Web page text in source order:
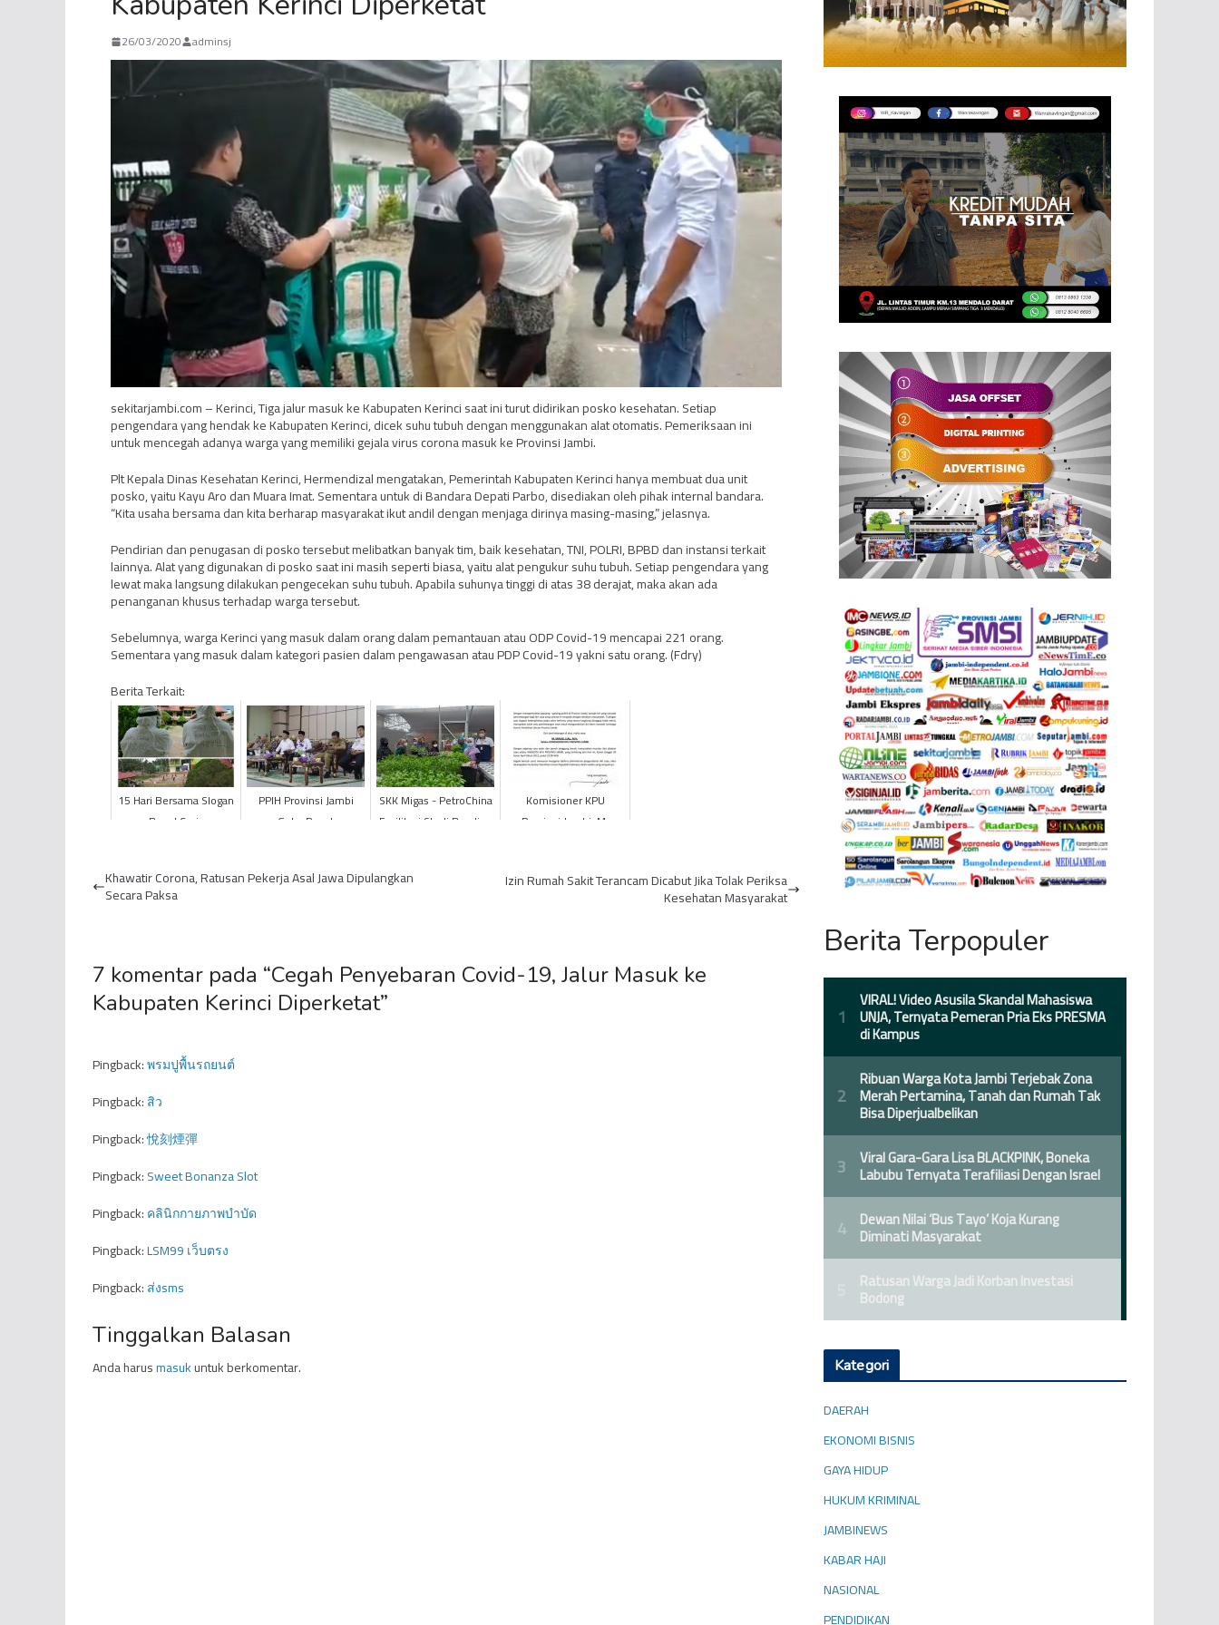
26/03/2020 adminsj
sekitarjambi.com – Kerinci, Tiga jalur masuk ke Kabupaten Kerinci saat ini turut didirikan posko kesehatan. Setiap
pengendara yang hendak ke Kabupaten Kerinci, dicek suhu tubuh dengan menggunakan alat otomatis. Pemeriksaan ini
untuk mencegah adanya warga yang memiliki gejala virus corona masuk ke Provinsi Jambi.
Plt Kepala Dinas Kesehatan Kerinci, Hermendizal mengatakan, Pemerintah Kabupaten Kerinci hanya membuat dua unit
posko, yaitu Kayu Aro dan Muara Imat. Sementara untuk di Bandara Depati Parbo, disediakan oleh pihak internal bandara.
“Kita usaha bersama dan kita berharap masyarakat ikut andil dengan menjaga dirinya masing-masing,” jelasnya.
Pendirian dan penugasan di posko tersebut melibatkan banyak tim, baik kesehatan, TNI, POLRI, BPBD dan instansi terkait
lainnya. Alat yang digunakan di posko saat ini masih seperti biasa, yaitu alat pengukur suhu tubuh. Setiap pengendara yang
lewat maka langsung dilakukan pengecekan suhu tubuh. Apabila suhunya tinggi di atas 38 derajat, maka akan ada
penanganan khusus terhadap warga tersebut.
Sebelumnya, warga Kerinci yang masuk dalam orang dalam pemantauan atau ODP Covid-19 mencapai 221 orang.
Sementara yang masuk dalam kategori pasien dalam pengawasan atau PDP Covid-19 yakni satu orang. (Fdry)
Berita Terkait:
15 Hari Bersama Slogan
Bapel Ceria
PPIH Provinsi Jambi
Gelar Rapat
SKK Migas - PetroChina
Fasilitasi Studi Banding
Komisioner KPU
Provinsi Jambi, M.
Khawatir Corona, Ratusan Pekerja Asal Jawa Dipulangkan
Secara Paksa
Izin Rumah Sakit Terancam Dicabut Jika Tolak Periksa
Kesehatan Masyarakat
7 komentar pada “Cegah Penyebaran Covid-19, Jalur Masuk ke
Kabupaten Kerinci Diperketat”
Pingback:พรมปูพื้นรถยนต์
Pingback:สิว
Pingback:悅刻煙彈
Pingback:Sweet Bonanza Slot
Pingback:คลินิกกายภาพบำบัด
Pingback:LSM99 เว็บตรง
Pingback:ส่งsms
Tinggalkan Balasan
Anda harusmasukuntuk berkomentar.
Berita Terpopuler
Kategori
DAERAH
EKONOMI BISNIS
GAYA HIDUP
HUKUM KRIMINAL
JAMBINEWS
KABAR HAJI
NASIONAL
PENDIDIKAN